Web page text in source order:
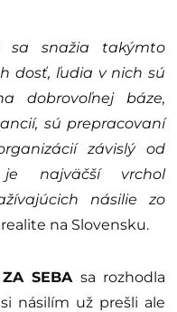
sa snažia takýmto
dosť, ľudia v nich sú
dobrovoľnej báze,
sú prepracovaní
závislý od
najväčší vrchol
násilie zo
na Slovensku.
ZA SEBA sa rozhodla
násilím už prešli ale